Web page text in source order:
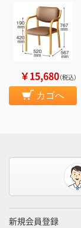
￥15,680（税込）
カゴへ
新規会員登録